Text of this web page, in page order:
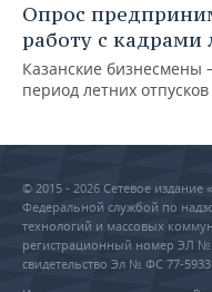
Опрос
работу с кадрами
Казанские бизнесмены
период летних
© 2015 - 2026 Сетевое издание
Федеральной службой по
технологий и массовых
регистрационный номер ЭЛ №
свидетельство Эл № ФС 77-